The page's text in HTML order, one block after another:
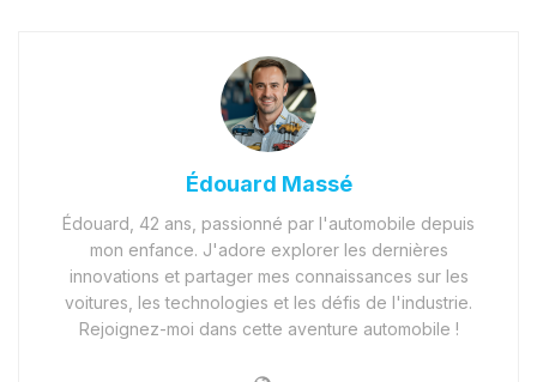
Édouard Massé
Édouard, 42 ans, passionné par l'automobile depuis
mon enfance. J'adore explorer les dernières
innovations et partager mes connaissances sur les
voitures, les technologies et les défis de l'industrie.
Rejoignez-moi dans cette aventure automobile !